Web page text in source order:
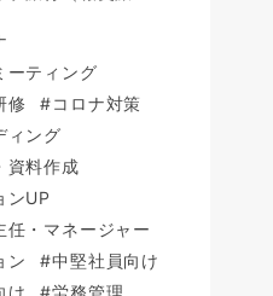
ーティング
修
#コロナ対策
ィング
資料作成
ンUP
任・マネージャー
ン
#中堅社員向け
け
#労務管理